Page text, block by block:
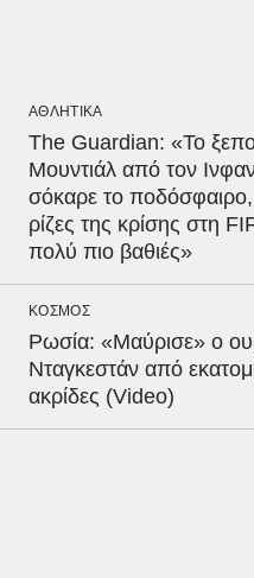
ΑΘΛΗΤΙΚΑ
The Guardian: «Το
Μουντιάλ από τον
σόκαρε το ποδόσφαιρο,
ρίζες της κρίσης στη
πολύ πιο βαθιές»
ΚΟΣΜΟΣ
Ρωσία: «Μαύρισε» ο
Νταγκεστάν από
ακρίδες (Video)